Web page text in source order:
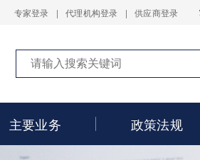
专家登录 | 代理机构登录 | 供应商登录
主要业务 政策法规